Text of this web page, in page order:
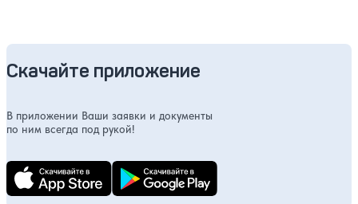
Скачайте приложение
В приложении Ваши заявки и документы
по ним всегда под рукой!